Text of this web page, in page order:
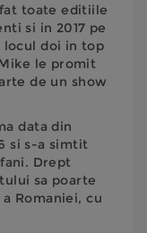
toate editiile
si in 2017 pe
locul doi in top
le promit
de un show
data din
si s-a simtit
Drept
sa poarte
Romaniei, cu